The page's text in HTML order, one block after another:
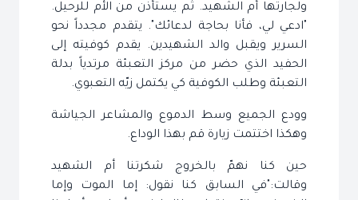
ولجارتها أم الشهيد. ثم يستأذن من الأم للرحيل.
"ادعي لي، فأنا بحاجة لدعائك". يتقدم مجدداً نحو
السرير ويقبل والد الشهيدين. يقدم كوفيته إلى
الحفيد الذي حضر من مركز التعبئة مرتدياً بدلة
التعبئة وطلب الكوفية كي يكتمل زيّه التعبوي.
وودع الجميع وسط الدموع والمشاعر الجياشة
وهكذا اختتمت زيارة قم بهذا الوداع.
حين كنا نهمّ بالخروج شكرتنا أم الشهيد
وقالت:"في السابق كنا نقول: إما الموت وإما